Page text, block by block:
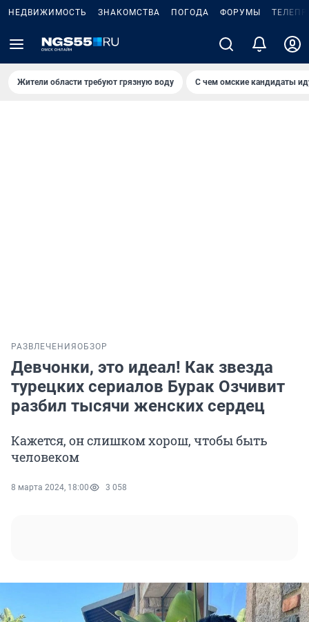
НЕДВИЖИМОСТЬ ЗНАКОМСТВА ПОГОДА ФОРУМЫ
Жители области требуют грязную воду С чем омские кандидаты
РАЗВЛЕЧЕНИЯ ОБЗОР
Девчонки, это идеал! Как звезда
турецких сериалов Бурак Озчивит
разбил тысячи женских сердец
Кажется, он слишком хорош, чтобы быть
человеком
8 марта 2024, 18:00 3 058